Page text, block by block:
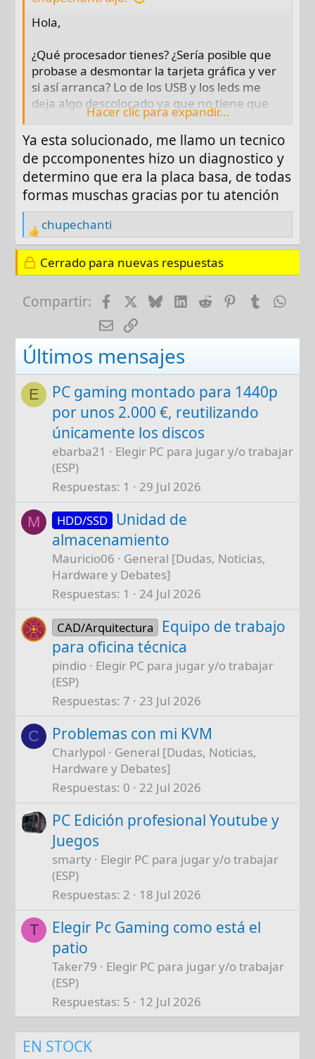
s
Hola,
¿Qué procesador tienes? ¿Sería posible que
probase a desmontar la tarjeta gráfica y ver
si así arranca? Lo de los USB y los leds me
deja algo descolocado ya que no tiene que
ver con que arranque Windows o no.
Hacer clic para expandir...
Ya esta solucionado, me llamo un tecnico
de pccomponentes hizo un diagnostico y
determino que era la placa basa, de todas
formas muschas gracias por tu atención
R
e
a
c
t
n
s
:
chupechanti
Cerrado para nuevas respuestas
Compartir: FacebookBlueskyLinkedIn
RedditPinterest
Tumblr
E-mailEnlace
Últimos mensajes
E
PC gaming montado para 1440p
por unos 2.000 €, reutilizando
únicamente los discos
ebarba21
Elegir PC para jugar y/o trabajar
(ESP)
Respuestas 1 29 Jul 2026
M HDD/SSD Unidad de
almacenamiento
Mauricio06
General [Dudas, Noticias,
Hardware y Debates]
Respuestas 1 24 Jul 2026
CAD/Arquitectura
Equipo de trabajo
para oficina técnica
pindio
Elegir PC para jugar y/o trabajar
(ESP)
Respuestas 7 23 Jul 2026
C Problemas con mi KVM
Charlypol
General [Dudas, Noticias,
Hardware y Debates]
Respuestas 0 22 Jul 2026
PC Edición profesional Youtube y
Juegos
smarty
Elegir PC para jugar y/o trabajar
(ESP)
Respuestas 2 18 Jul 2026
T
Elegir Pc Gaming como está el
patio
Taker79
Elegir PC para jugar y/o trabajar
(ESP)
Respuestas 5 12 Jul 2026
EN STOCK